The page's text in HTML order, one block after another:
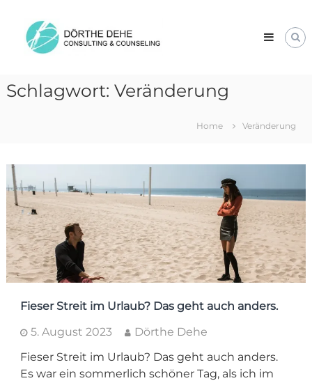
content
Dehe
Consulting
Schlagwort: Veränderung
Home Veränderung
Fieser Streit im Urlaub? Das geht auch anders.
5. August 2023
Dörthe Dehe
Fieser Streit im Urlaub? Das geht auch anders.
Es war ein sommerlich schöner Tag, als ich im